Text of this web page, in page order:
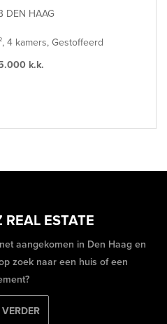
DEN HAAG
4 kamers, Gestoffeerd
k.k.
REAL ESTATE
aangekomen in Den Haag en
zoek naar een huis of een
VERDER